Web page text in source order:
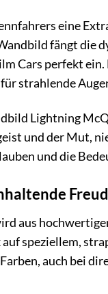
eine
fängt die
Cars perfekt
strahlende
Lightning
und der Mut,
und die
aus
speziellem,
auch bei